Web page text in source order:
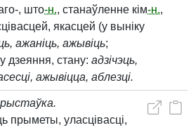
, што-н., станаўленне кім-н.,
якасцей (у выніку
ажаніць, ажывіць;
дзеяння, стану: адзічэць,
ажывіцца, аблезці.
прыметы, уласцівасці,